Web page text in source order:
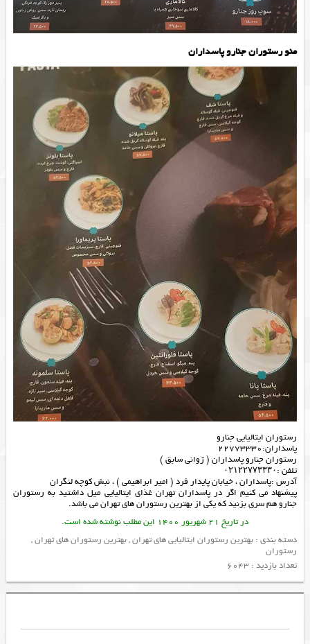
منو رستوران جنارو پاسداران
رستوران ايتاليايی جنارو
پاسداران:٢٢٧٧٣٣٣٠
رستوران جنارو پاسداران ( ژوانی سابق )
تلفن :۰۲۱۲۲۷۷۳۳۳۰
آدرس :پاسداران ، خیابان پایدار فرد ( امیر ابراهیمی ) ، نبش کوچه لنگران
پیشنهاد می کنیم اگر در پاسداران تهران غذای ایتالیایی میل داشتید به رستوران
جنارو هم سری بزنید که یکی ازبهترین رستوران های تهرانمی باشد.
در تاریخ 21 شهریور 1400 این مطلب نوشته شده است.
دسته بندی : بهترین رستوران ایتالیایی های تهران,بهترین رستوران های تهران,
رستوران
تعداد بازدید : 6043